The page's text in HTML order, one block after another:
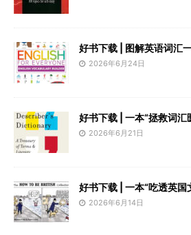
好书下载 | 图解英语词汇
2026年6月24日
好书下载 | 一本“拯救词汇
2026年6月21日
好书下载 | 一本“吃透英国
2026年6月14日